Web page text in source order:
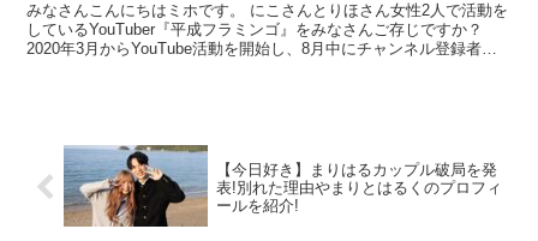
みなさんこんにちはミホです。 にこさんとりほさん女性2人で活動を
しているYouTuber『平成フラミンゴ』をみなさんご存じですか？
2020年3月からYouTube活動を開始し、8月中にチャンネル登録者数
【今日好き】まりはるカップル破局を発
表!別れた理由やまりとはるくのプロフィ
ールを紹介!